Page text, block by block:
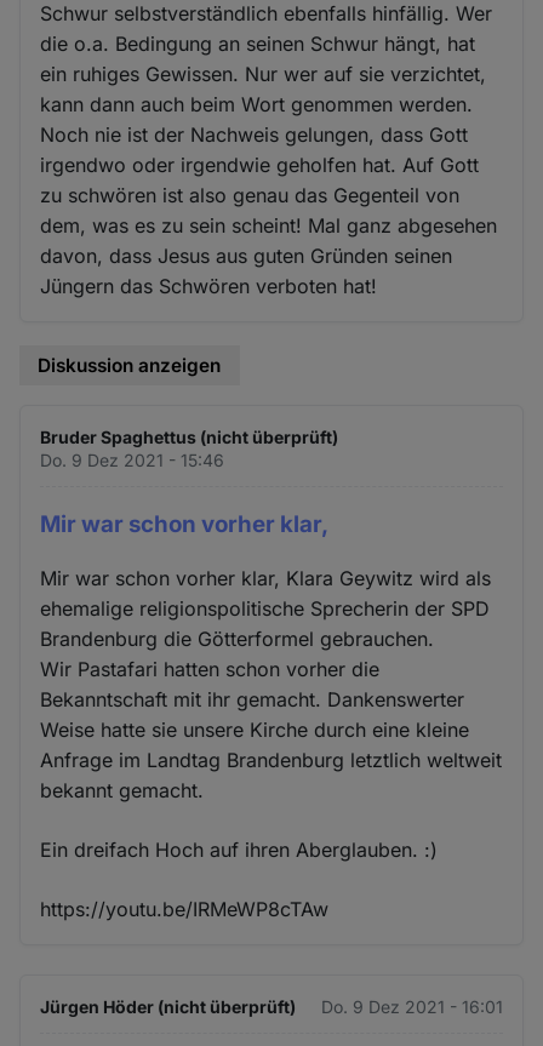
Schwur selbstverständlich ebenfalls hinfällig. Wer
die o.a. Bedingung an seinen Schwur hängt, hat
ein ruhiges Gewissen. Nur wer auf sie verzichtet,
kann dann auch beim Wort genommen werden.
Noch nie ist der Nachweis gelungen, dass Gott
irgendwo oder irgendwie geholfen hat. Auf Gott
zu schwören ist also genau das Gegenteil von
dem, was es zu sein scheint! Mal ganz abgesehen
davon, dass Jesus aus guten Gründen seinen
Jüngern das Schwören verboten hat!
Diskussion anzeigen
Bruder Spaghettus (nicht überprüft)
Do. 9 Dez 2021 - 15:46
Mir war schon vorher klar,
Mir war schon vorher klar, Klara Geywitz wird als
ehemalige religionspolitische Sprecherin der SPD
Brandenburg die Götterformel gebrauchen.
Wir Pastafari hatten schon vorher die
Bekanntschaft mit ihr gemacht. Dankenswerter
Weise hatte sie unsere Kirche durch eine kleine
Anfrage im Landtag Brandenburg letztlich weltweit
bekannt gemacht.
Ein dreifach Hoch auf ihren Aberglauben. :)
https://youtu.be/IRMeWP8cTAw
Jürgen Höder (nicht überprüft) Do. 9 Dez 2021 - 16:01